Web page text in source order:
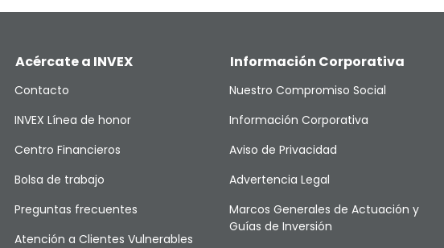
Acércate a INVEX
Contacto
INVEX Línea de honor
Centro Financieros
Bolsa de trabajo
Preguntas frecuentes
Atención a Clientes Vulnerables
Información Corporativa
Nuestro Compromiso Social
Información Corporativa
Aviso de Privacidad
Advertencia Legal
Marcos Generales de Actuación y
Guías de Inversión